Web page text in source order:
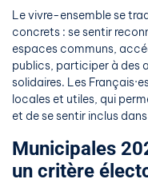
Le vivre-ensemble se
concrets : se sentir
espaces communs,
publics, participer à des
solidaires. Les
locales et utiles, qui
et de se sentir inclus
Municipales
un critère